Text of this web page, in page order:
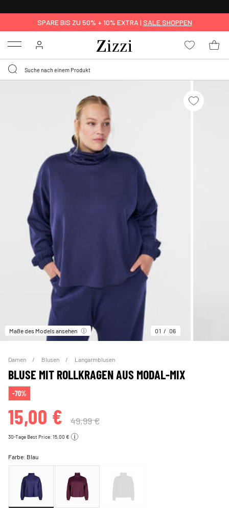
SPARE BIS ZU 50% + 10% EXTRA | SALE SHOPPEN
Menu
Maße des Models ansehen 01 06
Damen Blusen Langarmblusen
BLUSE MIT ROLLKRAGEN AUS MODAL-MIX
-70%
15,00 € 49,99 €
30-Tage Best Price: 15,00 €
Farbe: Blau